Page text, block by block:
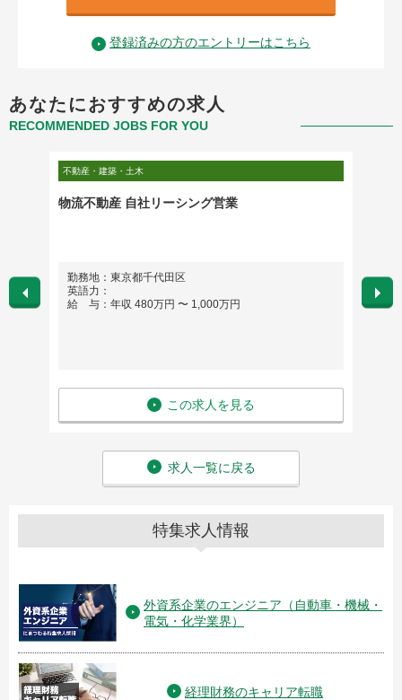
登録済みの方のエントリーはこちら
あなたにおすすめの求人
RECOMMENDED JOBS FOR YOU
不動産・建築・土木
物流不動産 自社リーシング営業
勤務地：東京都千代田区
英語力：
給 与：年収 480万円 〜 1,000万円
この求人を見る
勤務
英語
給
求人一覧に戻る
特集求人情報
外資系企業のエンジニア（自動車・機械・
電気・化学業界）
経理財務のキャリア転職